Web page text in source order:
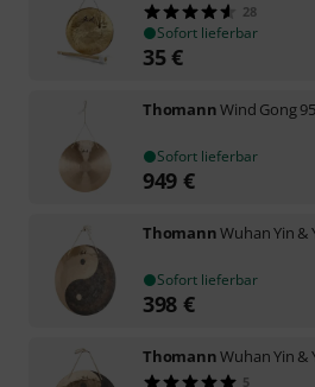
28
Sofort lieferbar
35€
ThomannWind Gong 95
Sofort lieferbar
949 €
ThomannWuhan Yin &
Sofort lieferbar
398 €
ThomannWuhan Yin &
5